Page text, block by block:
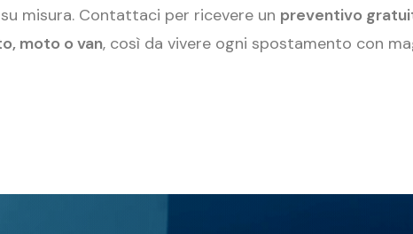
misura. Contattaci per ricevere un preventivo
moto o van, così da vivere ogni spostamento con